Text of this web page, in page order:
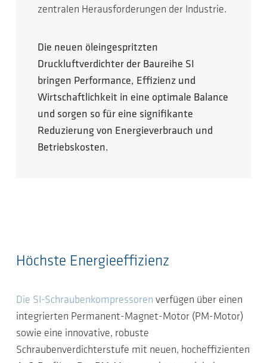
zentralen Herausforderungen der Industrie.
Die neuen öleingespritzten
Druckluftverdichter der Baureihe SI
bringen Performance, Effizienz und
Wirtschaftlichkeit in eine optimale Balance
und sorgen so für eine signifikante
Reduzierung von Energieverbrauch und
Betriebskosten.
Höchste Energieeffizienz
Die SI-Schraubenkompressoren verfügen über einen
integrierten Permanent-Magnet-Motor (PM-Motor)
sowie eine innovative, robuste
Schraubenverdichterstufe mit neuen, hocheffizienten